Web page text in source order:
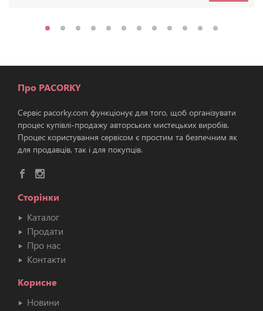
Про PACORKY
Сервіс pacorky.com функціонує для того, щоб організувати
процес купівлі-продажу авторських мистецьких виробів.
Процес користування сервісом є простим та безпечним як
для продавців, так і для покупців.
Сторінки
Каталог
Продати
Про нас
Контакти
Корисне
Новини